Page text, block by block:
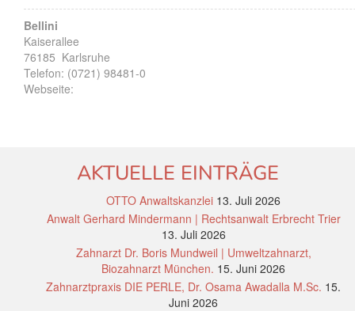
Bellini
Kaiserallee
76185 Karlsruhe
Telefon: (0721) 98481-0
Webseite:
AKTUELLE EINTRÄGE
OTTO Anwaltskanzlei 13. Juli 2026
Anwalt Gerhard Mindermann | Rechtsanwalt Erbrecht Trier
13. Juli 2026
Zahnarzt Dr. Boris Mundweil | Umweltzahnarzt,
Biozahnarzt München. 15. Juni 2026
Zahnarztpraxis DIE PERLE, Dr. Osama Awadalla M.Sc. 15.
Juni 2026